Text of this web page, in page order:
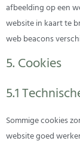
afbeelding op een
website in kaart te
web beacons
5. Cookies
5.1
Sommige cookies
website goed